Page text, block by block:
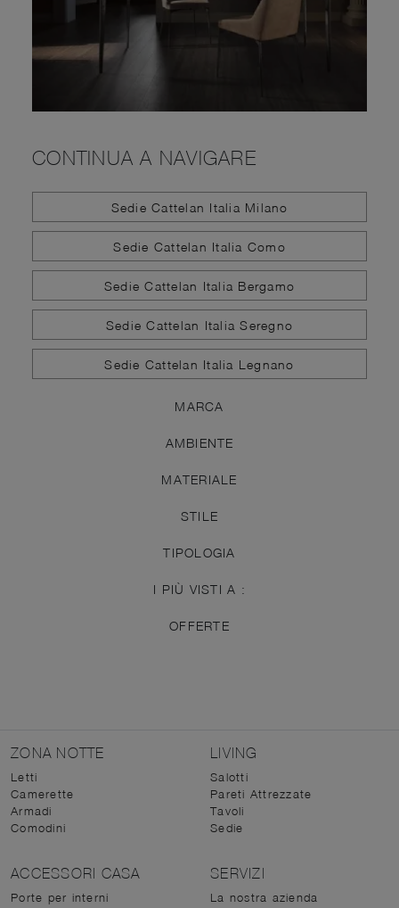
CONTINUA A NAVIGARE
Sedie Cattelan Italia Milano
Sedie Cattelan Italia Como
Sedie Cattelan Italia Bergamo
Sedie Cattelan Italia Seregno
Sedie Cattelan Italia Legnano
MARCA
AMBIENTE
MATERIALE
STILE
TIPOLOGIA
I PIÙ VISTI A :
OFFERTE
ZONA NOTTE
Letti
Camerette
Armadi
Comodini
LIVING
Salotti
Pareti Attrezzate
Tavoli
Sedie
ACCESSORI CASA
Porte per interni
SERVIZI
La nostra azienda